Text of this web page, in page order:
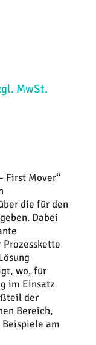
MwSt.
First Mover“
die für den
Dabei
wo, für
im Einsatz
der
Bereich,
am